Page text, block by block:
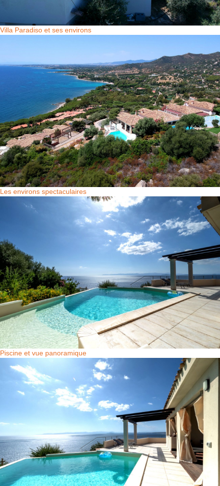
Villa Paradiso et ses environs
Les environs spectaculaires
Piscine et vue panoramique